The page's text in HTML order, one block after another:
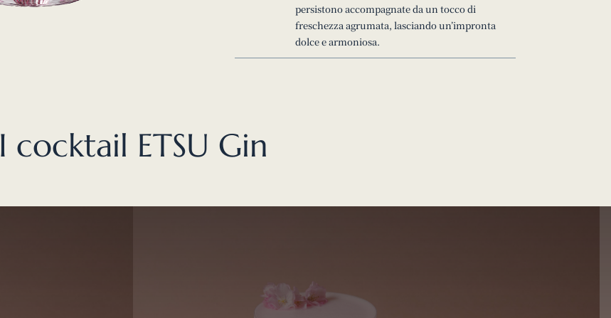
persistono accompagnate da un tocco di
freschezza agrumata, lasciando un’impronta
dolce e armoniosa.
I cocktail ETSU Gin